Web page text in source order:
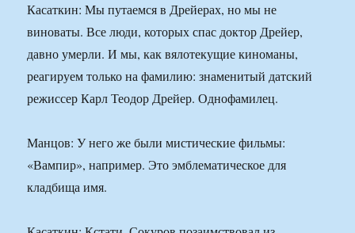
Касаткин: Мы путаемся в Дрейерах, но мы не
виноваты. Все люди, которых спас доктор Дрейер,
давно умерли. И мы, как вялотекущие киноманы,
реагируем только на фамилию: знаменитый датский
режиссер Карл Теодор Дрейер. Однофамилец.
Манцов: У него же были мистические фильмы:
«Вампир», например. Это эмблематическое для
кладбища имя.